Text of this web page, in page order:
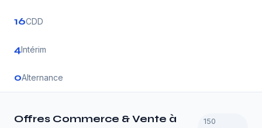
16CDD
4Intérim
0Alternance
Offres Commerce & Vente à
150